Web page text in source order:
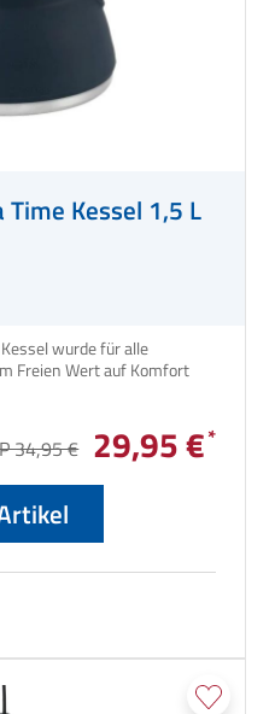
Time Kessel 1,5 L
wurde für alle
Freien Wert auf Komfort
34,95 € 29,95 €